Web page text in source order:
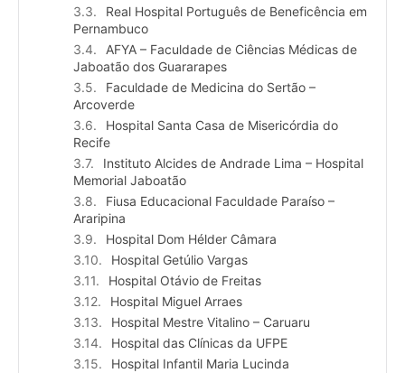
Real Hospital Português de Beneficência em
Pernambuco
AFYA – Faculdade de Ciências Médicas de
Jaboatão dos Guararapes
Faculdade de Medicina do Sertão –
Arcoverde
Hospital Santa Casa de Misericórdia do
Recife
Instituto Alcides de Andrade Lima – Hospital
Memorial Jaboatão
Fiusa Educacional Faculdade Paraíso –
Araripina
Hospital Dom Hélder Câmara
Hospital Getúlio Vargas
Hospital Otávio de Freitas
Hospital Miguel Arraes
Hospital Mestre Vitalino – Caruaru
Hospital das Clínicas da UFPE
Hospital Infantil Maria Lucinda